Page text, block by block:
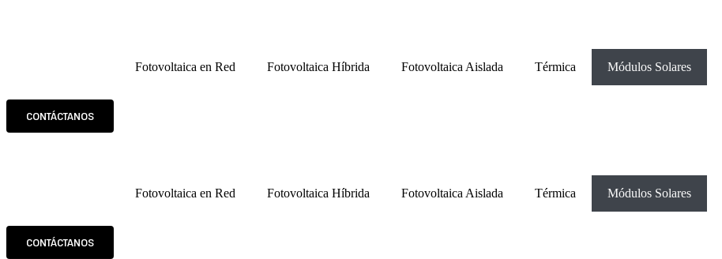
Fotovoltaica en Red Fotovoltaica Híbrida Fotovoltaica Aislada Térmica Módulos Solares
CONTÁCTANOS
Fotovoltaica en Red Fotovoltaica Híbrida Fotovoltaica Aislada Térmica Módulos Solares
CONTÁCTANOS